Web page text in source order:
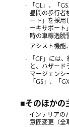
- 「GL」、「
昼間の歩行者
ート」を採用
ーキサポート
時の車線逸脱
アシスト機能
- 「GF」には
と、ハザード
マージェンシ
「GS」、「
■そのほかの
- インテリアの
意匠変更（全